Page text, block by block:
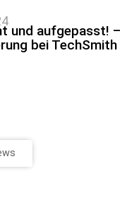
und aufgepasst! –
bei TechSmith